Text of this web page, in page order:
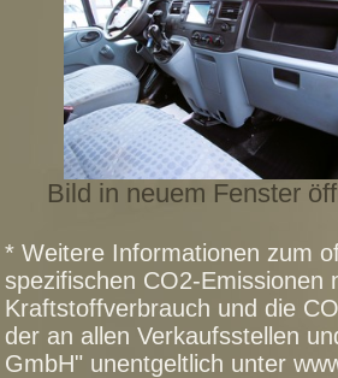
Bild in neuem Fenster
* Weitere Informationen zum
spezifischen CO2-Emissionen
Kraftstoffverbrauch und die
der an allen Verkaufsstellen
GmbH" unentgeltlich unter